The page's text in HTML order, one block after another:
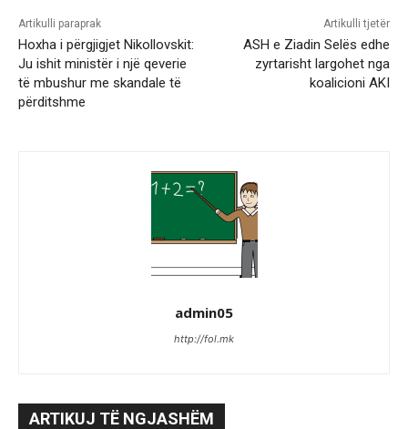
Artikulli paraprak
Hoxha i përgjigjet Nikollovskit:
Ju ishit ministër i një qeverie
të mbushur me skandale të
përditshme
Artikulli tjetër
ASH e Ziadin Selës edhe
zyrtarisht largohet nga
koalicioni AKI
admin05
http://fol.mk
ARTIKUJ TË NGJASHËM